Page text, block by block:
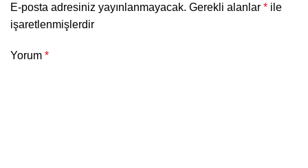
E-posta adresiniz yayınlanmayacak. Gerekli alanlar * ile
işaretlenmişlerdir
Yorum *